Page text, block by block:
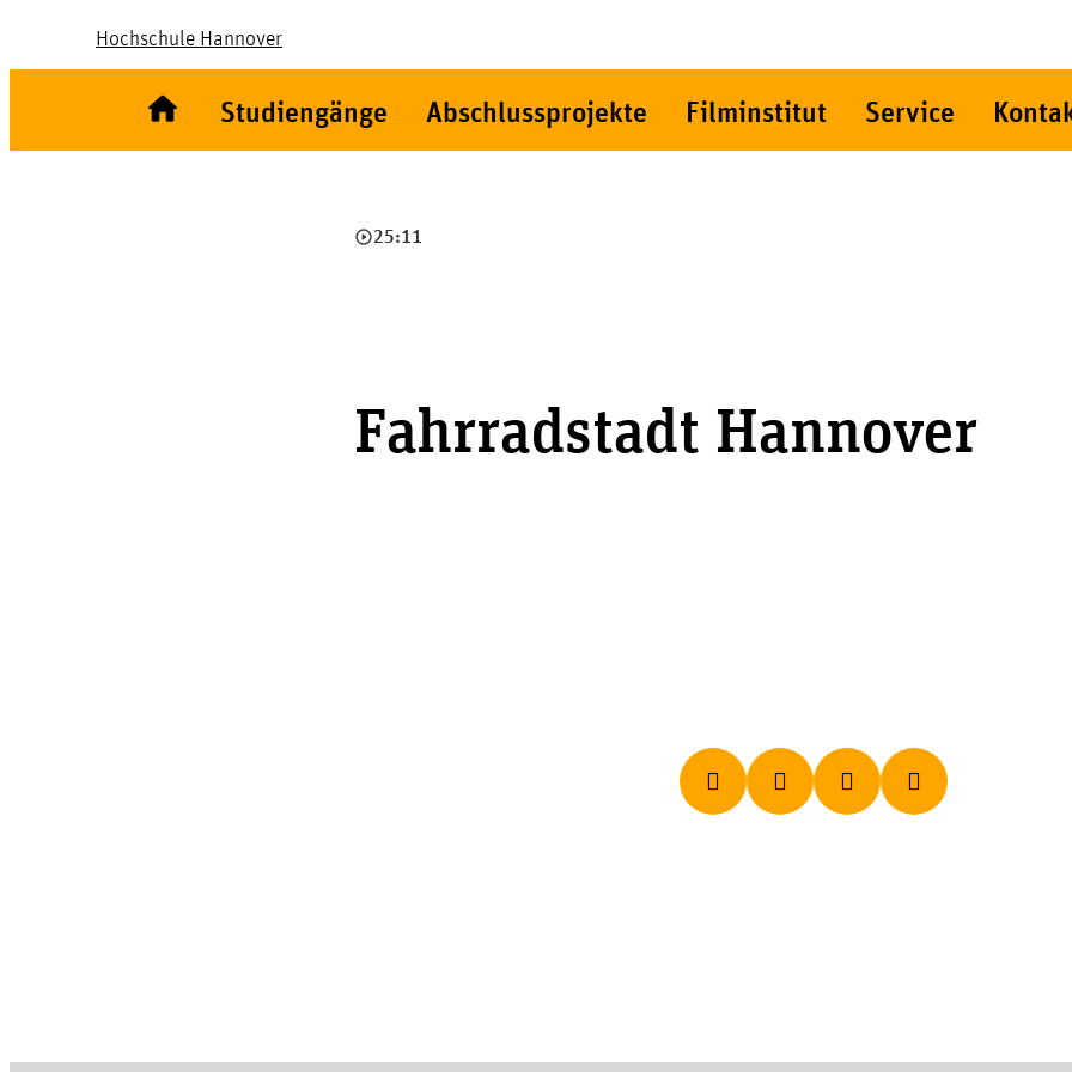
Hochschule Hannover
Studiengänge Abschlussprojekte Filminstitut Service
play_circle_outline25:11
Fahrradstadt Hannover